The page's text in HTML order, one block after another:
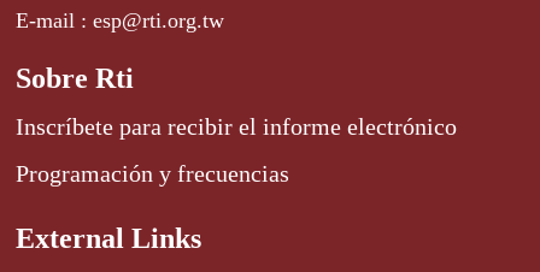
E-mail : esp@rti.org.tw
Sobre Rti
Inscríbete para recibir el informe electrónico
Programación y frecuencias
External Links